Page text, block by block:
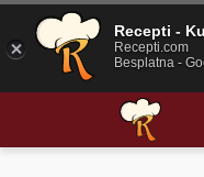
Recepti -
Recepti.com
Besplatna -